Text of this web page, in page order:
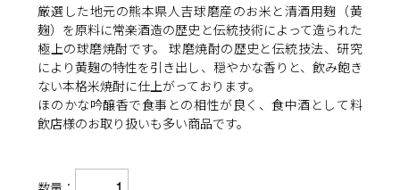
厳選した地元の熊本県人吉球磨産のお米と清酒用麹（黄
麹）を原料に常楽酒造の歴史と伝統技術によって造られた
極上の球磨焼酎です。 球磨焼酎の歴史と伝統技法、研究
により黄麹の特性を引き出し、穏やかな香りと、飲み飽き
ない本格米焼酎に仕上がっております。
ほのかな吟醸香で食事との相性が良く、食中酒として料
飲店様のお取り扱いも多い商品です。